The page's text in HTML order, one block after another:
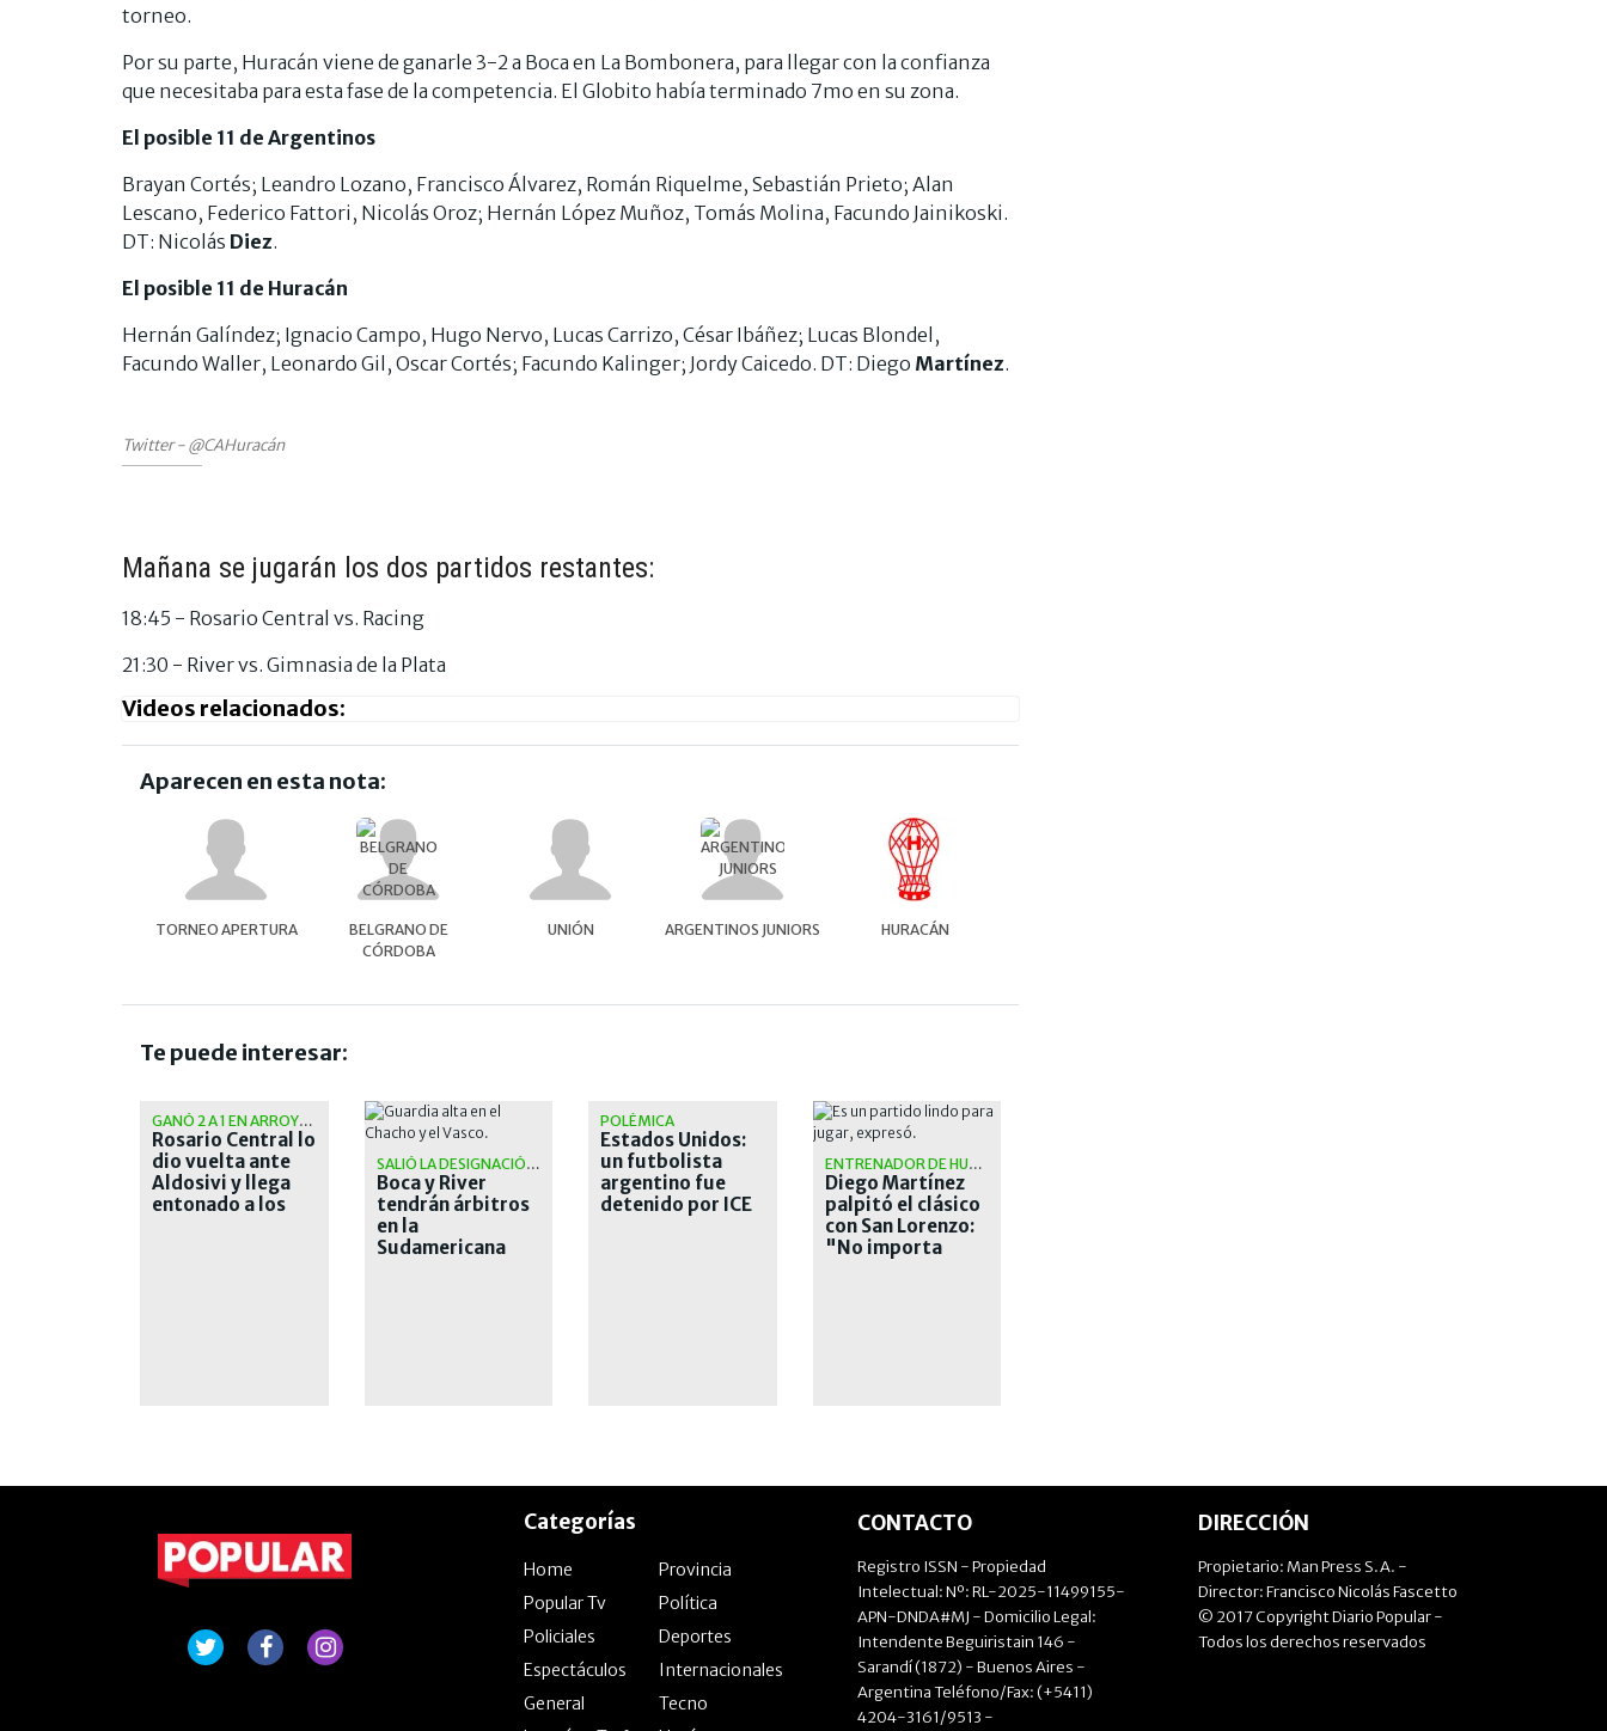
torneo.
Por su parte, Huracán viene de ganarle 3-2 a Boca en La Bombonera, para llegar con la confianza
que necesitaba para esta fase de la competencia. El Globito había terminado 7mo en su zona.
El posible 11 de Argentinos
Brayan Cortés; Leandro Lozano, Francisco Álvarez, Román Riquelme, Sebastián Prieto; Alan
Lescano, Federico Fattori, Nicolás Oroz; Hernán López Muñoz, Tomás Molina, Facundo Jainikoski.
DT: Nicolás Diez.
El posible 11 de Huracán
Hernán Galíndez; Ignacio Campo, Hugo Nervo, Lucas Carrizo, César Ibáñez; Lucas Blondel,
Facundo Waller, Leonardo Gil, Oscar Cortés; Facundo Kalinger; Jordy Caicedo. DT: Diego Martínez.
Twitter - @CAHuracán
Mañana se jugarán los dos partidos restantes:
18:45 - Rosario Central vs. Racing
21:30 - River vs. Gimnasia de la Plata
Videos relacionados:
Aparecen en esta nota:
TORNEO APERTURA
BELGRANO DE
CÓRDOBA
UNIÓN ARGENTINOS JUNIORS HURACÁN
Te puede interesar:
GANÓ 2 A 1 EN ARROYITO
Rosario Central lo
dio vuelta ante
Aldosivi y llega
entonado a los
SALIÓ LA DESIGNACIÓN OFICIAL
Boca y River
tendrán árbitros
en la
Sudamericana
POLÉMICA
Estados Unidos:
un futbolista
argentino fue
detenido por ICE
ENTRENADOR DE HURACÁN
Diego Martínez
palpitó el clásico
con San Lorenzo:
"No importa
Categorías
Home
Provincia
Popular Tv
Política
Policiales
Deportes
Espectáculos
Internacionales
General
Tecno
CONTACTO
Registro ISSN - Propiedad
Intelectual: Nº: RL-2025-11499155-
APN-DNDA#MJ - Domicilio Legal:
Intendente Beguiristain 146 -
Sarandí (1872) - Buenos Aires -
Argentina Teléfono/Fax: (+5411)
4204-3161/9513 -
DIRECCIÓN
Propietario: Man Press S.A. -
Director: Francisco Nicolás Fascetto
© 2017 Copyright Diario Popular -
Todos los derechos reservados